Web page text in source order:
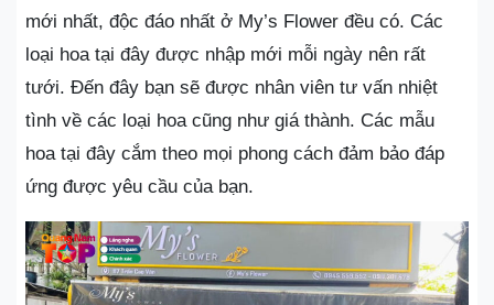
mới nhất, độc đáo nhất ở My’s Flower đều có. Các
loại hoa tại đây được nhập mới mỗi ngày nên rất
tưới. Đến đây bạn sẽ được nhân viên tư vấn nhiệt
tình về các loại hoa cũng như giá thành. Các mẫu
hoa tại đây cắm theo mọi phong cách đảm bảo đáp
ứng được yêu cầu của bạn.